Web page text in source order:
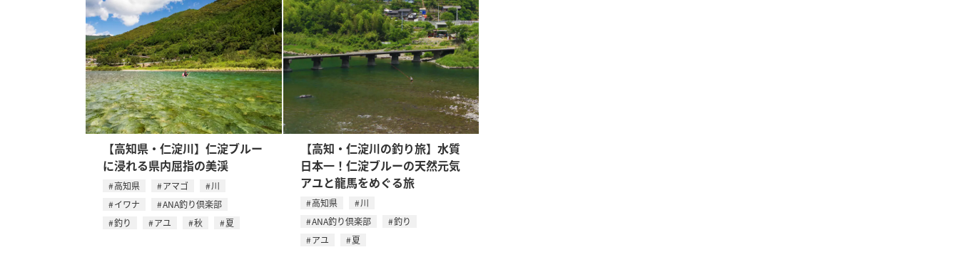
【高知県・仁淀川】仁淀ブルー
に浸れる県内屈指の美渓
高知県 アマゴ
川
イワナ
ANA釣り倶楽部
釣り
アユ 秋 夏
【高知・仁淀川の釣り旅】水質
日本一！仁淀ブルーの天然元気
アユと龍馬をめぐる旅
高知県
川
ANA釣り倶楽部
釣り
アユ
夏